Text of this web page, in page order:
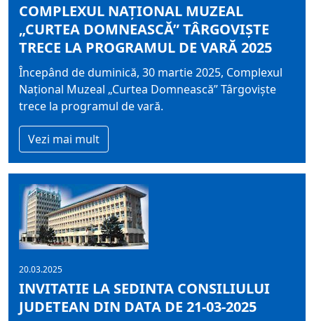
COMPLEXUL NAŢIONAL MUZEAL
„CURTEA DOMNEASCĂ” TÂRGOVIŞTE
TRECE LA PROGRAMUL DE VARĂ 2025
Începând de duminică, 30 martie 2025, Complexul
Naţional Muzeal „Curtea Domnească” Târgovişte
trece la programul de vară.
Vezi mai mult
20.03.2025
INVITATIE LA SEDINTA CONSILIULUI
JUDETEAN DIN DATA DE 21-03-2025